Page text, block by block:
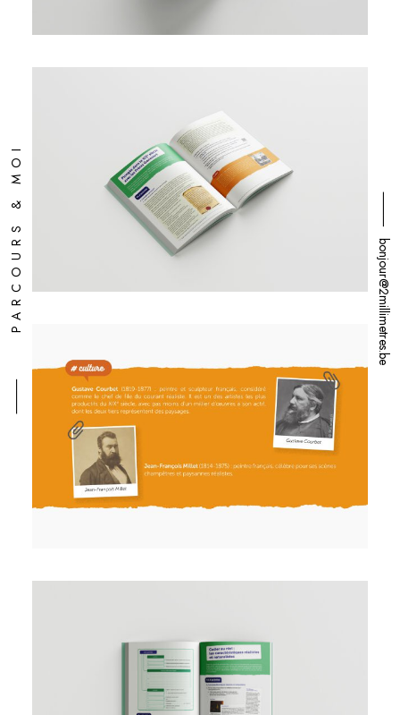
⸻ PARCOURS & MOI ⸻ bonjour@2millimetres.be